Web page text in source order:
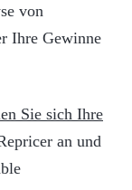
von
Ihre Gewinne
Sie sich Ihre
an und